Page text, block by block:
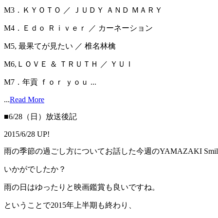
M3．ＫＹＯＴＯ ／ ＪＵＤＹ ＡＮＤ ＭＡＲＹ
M4．Ｅｄｏ Ｒｉｖｅｒ ／ カーネーション
M5, 最果てが見たい ／ 椎名林檎
M6,ＬＯＶＥ ＆ ＴＲＵＴＨ ／ ＹＵＩ
M7．年貢 ｆｏｒ ｙｏｕ ...
...Read More
■6/28（日）放送後記
2015/6/28 UP!
雨の季節の過ごし方についてお話した今週のYAMAZAKI
いかがでしたか？
雨の日はゆったりと映画鑑賞も良いですね。
ということで2015年上半期も終わり、